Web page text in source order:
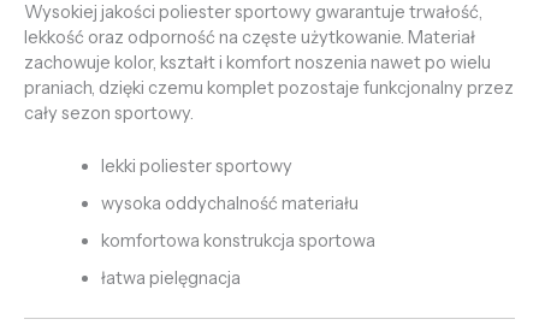
Wysokiej jakości poliester sportowy gwarantuje trwałość,
lekkość oraz odporność na częste użytkowanie. Materiał
zachowuje kolor, kształt i komfort noszenia nawet po wielu
praniach, dzięki czemu komplet pozostaje funkcjonalny przez
cały sezon sportowy.
lekki poliester sportowy
wysoka oddychalność materiału
komfortowa konstrukcja sportowa
łatwa pielęgnacja